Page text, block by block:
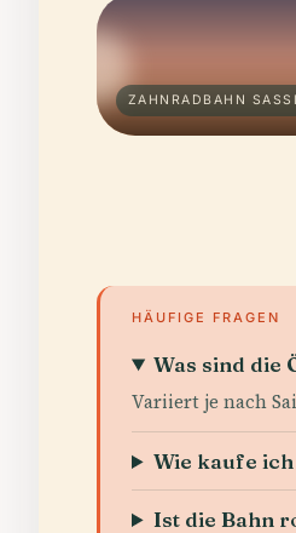
ZAHNRADBAHN
HÄUFIGE FRAGEN
Was sind die
Variiert je nach
Wie kaufe
Ist die Bahn